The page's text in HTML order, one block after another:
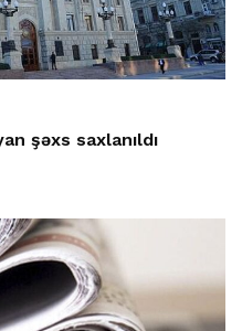
şəxs saxlanıldı